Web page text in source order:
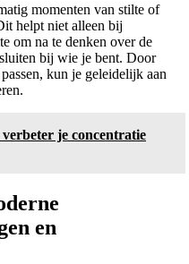
momenten van stilte of
helpt niet alleen bij
om na te denken over de
bij wie je bent. Door
kun je geleidelijk aan
je concentratie
en